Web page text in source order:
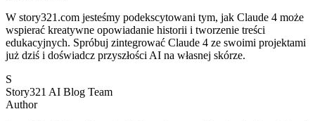
W story321.com jesteśmy podekscytowani tym, jak Claude 4 może
wspierać kreatywne opowiadanie historii i tworzenie treści
edukacyjnych. Spróbuj zintegrować Claude 4 ze swoimi projektami
już dziś i doświadcz przyszłości AI na własnej skórze.
S
Story321 AI Blog Team
Author